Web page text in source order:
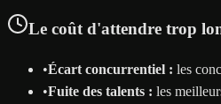
Le coût d'attendre trop
•Écart concurrentiel : les
•Fuite des talents : les